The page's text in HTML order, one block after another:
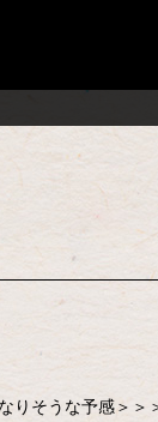
りそうな予感